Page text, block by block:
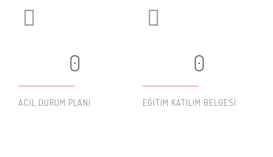
0
ACIL DURUM PLANI
0
EĞITIM KATILIM BELGESI